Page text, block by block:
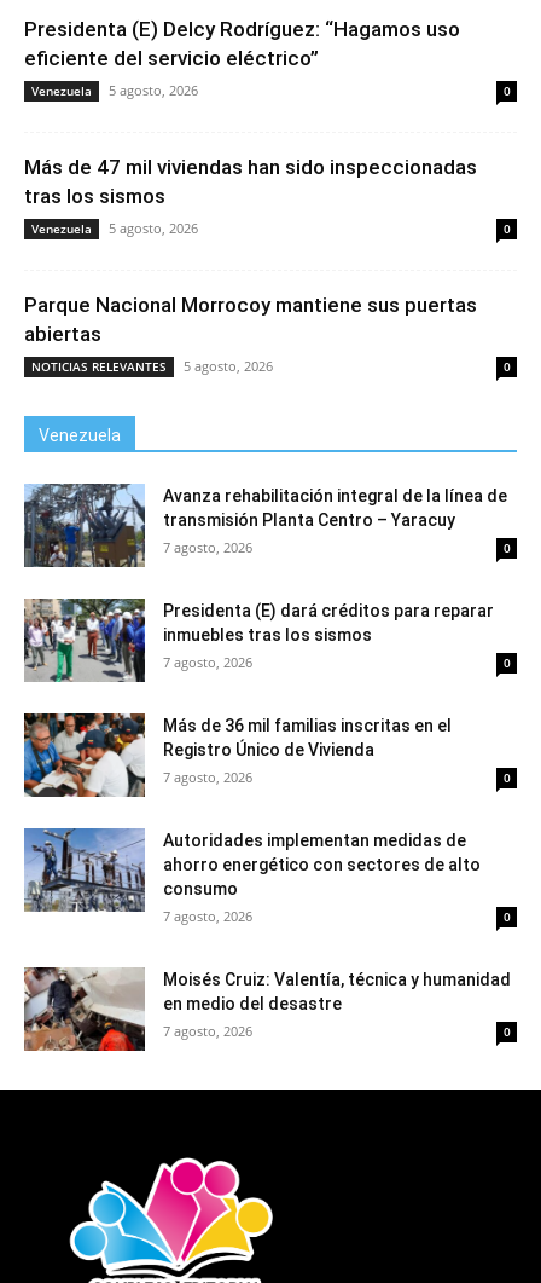
Presidenta (E) Delcy Rodríguez: “Hagamos uso
eficiente del servicio eléctrico”
Venezuela 5 agosto, 2026 0
Más de 47 mil viviendas han sido inspeccionadas
tras los sismos
Venezuela 5 agosto, 2026 0
Parque Nacional Morrocoy mantiene sus puertas
abiertas
NOTICIAS RELEVANTES 5 agosto, 2026 0
Venezuela
Avanza rehabilitación integral de la línea de
transmisión Planta Centro – Yaracuy
7 agosto, 2026 0
Presidenta (E) dará créditos para reparar
inmuebles tras los sismos
7 agosto, 2026 0
Más de 36 mil familias inscritas en el
Registro Único de Vivienda
7 agosto, 2026 0
Autoridades implementan medidas de
ahorro energético con sectores de alto
consumo
7 agosto, 2026 0
Moisés Cruiz: Valentía, técnica y humanidad
en medio del desastre
7 agosto, 2026 0